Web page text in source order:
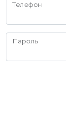
Телефон
Пароль